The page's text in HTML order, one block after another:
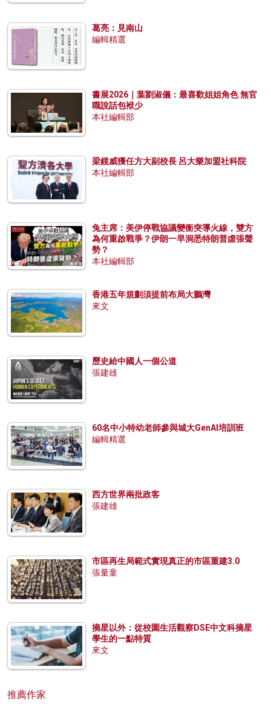
葛亮：見南山
編輯精選
書展2026｜葉劉淑儀：最喜歡姐姐角色 無官
職說話包袱少
本社編輯部
梁鏡威獲任方大副校長 呂大樂加盟社科院
本社編輯部
兔主席：美伊停戰協議變衝突導火線，雙方
為何重啟戰爭？伊朗一早洞悉特朗普虛張聲
勢？
本社編輯部
香港五年規劃須提前布局大鵬灣
來文
歷史給中國人一個公道
張建雄
60名中小特幼老師參與城大GenAI培訓班
編輯精選
西方世界兩批政客
張建雄
市區再生局範式實現真正的市區重建3.0
張量童
摘星以外：從校園生活觀察DSE中文科摘星
學生的一點特質
來文
推薦作家